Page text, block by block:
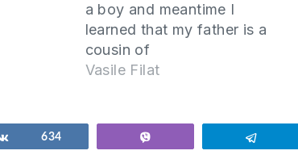
a boy and meantime I
learned that my father is a
cousin of
his grandmother. Can we
married with that boy and
the question is whether
Vasile Filat
Share634